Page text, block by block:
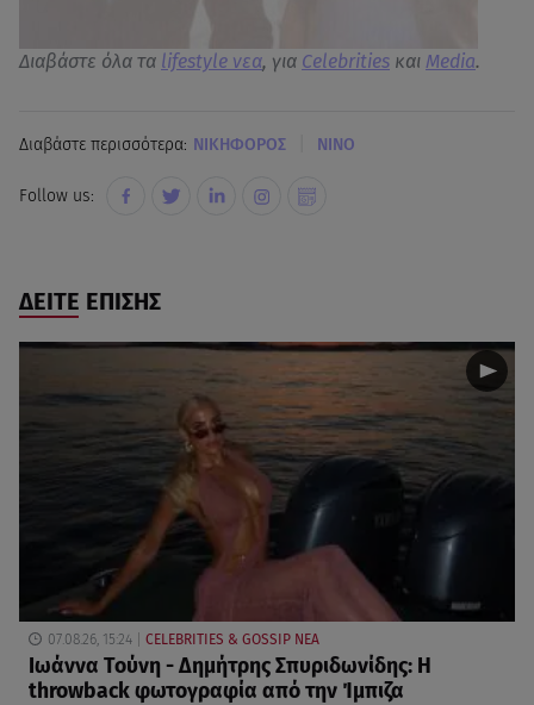
Διαβάστε όλα τα lifestyle νεα, για Celebrities και Media.
Διαβάστε περισσότερα: ΝΙΚΗΦΟΡΟΣ ΝΙΝΟ
Follow us:
ΔΕΙΤΕ ΕΠΙΣΗΣ
07.08.26, 15:24 CELEBRITIES & GOSSIP ΝΕΑ
Ιωάννα Τούνη - Δημήτρης Σπυριδωνίδης: Η
throwback φωτογραφία από την Ίμπιζα